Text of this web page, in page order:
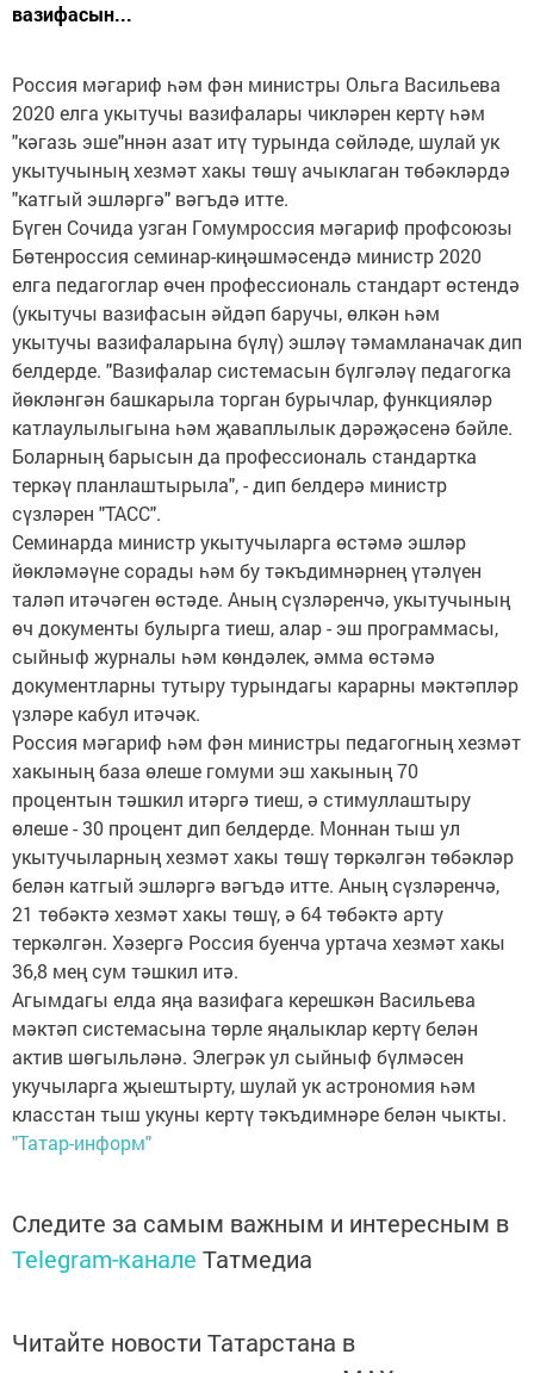
вазифасын...
Россия мәгариф һәм фән министры Ольга Васильева
2020 елга укытучы вазифалары чикләрен кертү һәм
"кәгазь эше"ннән азат итү турында сөйләде, шулай ук
укытучының хезмәт хакы төшү ачыклаган төбәкләрдә
"катгый эшләргә" вәгъдә итте.
Бүген Сочида узган Гомумроссия мәгариф профсоюзы
Бөтенроссия семинар-киңәшмәсендә министр 2020
елга педагоглар өчен профессиональ стандарт өстендә
(укытучы вазифасын әйдәп баручы, өлкән һәм
укытучы вазифаларына бүлү) эшләү тәмамланачак дип
белдерде. "Вазифалар системасын бүлгәләү педагогка
йөкләнгән башкарыла торган бурычлар, функцияләр
катлаулылыгына һәм җаваплылык дәрәҗәсенә бәйле.
Боларның барысын да профессиональ стандартка
теркәү планлаштырыла", - дип белдерә министр
сүзләрен "ТАСС".
Семинарда министр укытучыларга өстәмә эшләр
йөкләмәүне сорады һәм бу тәкъдимнәрнең үтәлүен
таләп итәчәген өстәде. Аның сүзләренчә, укытучының
өч документы булырга тиеш, алар - эш программасы,
сыйныф журналы һәм көндәлек, әмма өстәмә
документларны тутыру турындагы карарны мәктәпләр
үзләре кабул итәчәк.
Россия мәгариф һәм фән министры педагогның хезмәт
хакының база өлеше гомуми эш хакының 70
процентын тәшкил итәргә тиеш, ә стимуллаштыру
өлеше - 30 процент дип белдерде. Моннан тыш ул
укытучыларның хезмәт хакы төшү төркәлгән төбәкләр
белән катгый эшләргә вәгъдә итте. Аның сүзләренчә,
21 төбәктә хезмәт хакы төшү, ә 64 төбәктә арту
теркәлгән. Хәзергә Россия буенча уртача хезмәт хакы
36,8 мең сум тәшкил итә.
Агымдагы елда яңа вазифага керешкән Васильева
мәктәп системасына төрле яңалыклар кертү белән
актив шөгыльләнә. Элегрәк ул сыйныф бүлмәсен
укучыларга җыештырту, шулай ук астрономия һәм
класстан тыш укуны кертү тәкъдимнәре белән чыкты.
"Татар-информ"
Следите за самым важным и интересным в
Telegram-канале Татмедиа
Читайте новости Татарстана в